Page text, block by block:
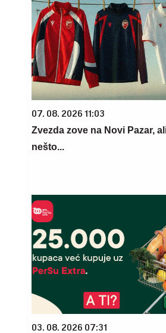
07. 08. 2026 11:03
Zvezda zove na Novi Pazar,
nešto...
03. 08. 2026 07:31